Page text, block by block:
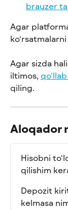
brauzer
Agar
ko‘rsatmalarni
Agar sizda
iltimos,
qiling.
Aloqador
Hisobni
qilishim
Depozit
kelmasa